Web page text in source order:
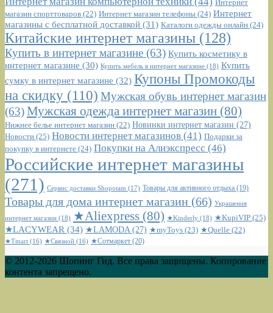
Интернет
магазин спорттоваров (22) Интернет магазин телефоны (24) Интернет
магазины с бесплатной доставкой (31) Каталоги одежды онлайн (24)
Китайские интернет магазины (128)
Купить в интернет магазине (63) Купить косметику в
интернет магазине (30) Купить мебель в интернет магазине (18) Купить
сумку в интернет магазине (32) Купоны Промокоды
на скидку (110) Мужская обувь интернет магазин
(63)Мужская одежда интернет магазин (80)
Нижнее белье интернет магазин (22) Новинки интернет магазин (27)
Новости (25) Новости интернет магазинов (41) Подарки за
покупку в интернете (24) Покупки на Алиэкспресс (46)
Российские интернет магазины
(271) Сервис доставки Shopotam (17) Товары для активного отдыха (19)
Товары для дома интернет магазин (66) Украшения
интернет магазин (18) ★Aliexpress (80) ★Kinderly (18) ★KupiVIP (25)
★LACYWEAR (34) ★LAMODA(27) ★myToys (23) ★Quelle (22)
★Tmart (16) ★Связной (16) ★Сотмаркет (20)
© 2012-2026 Шопинг Гид. Все права защищены. Копирование
контента запрещено.